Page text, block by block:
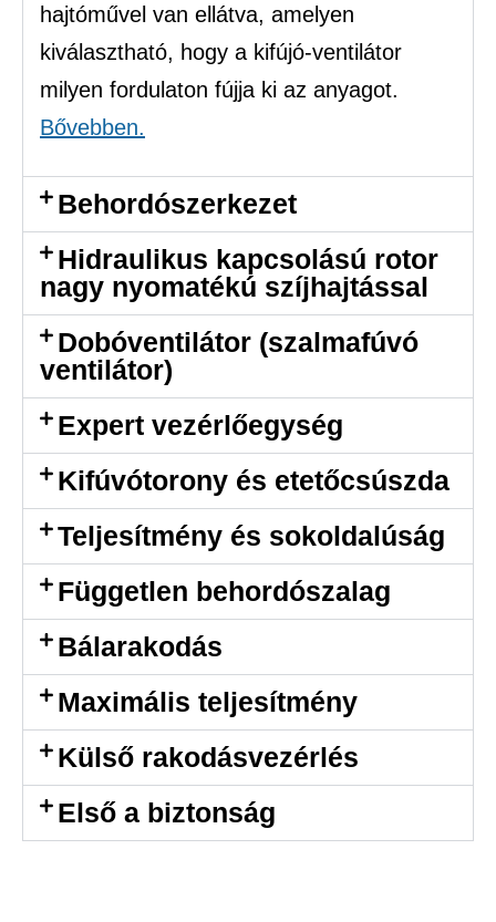
hajtóművel van ellátva, amelyen
kiválasztható, hogy a kifújó-ventilátor
milyen fordulaton fújja ki az anyagot.
Bővebben.
Behordószerkezet
Hidraulikus kapcsolású rotor
nagy nyomatékú szíjhajtással
Dobóventilátor (szalmafúvó
ventilátor)
Expert vezérlőegység
Kifúvótorony és etetőcsúszda
Teljesítmény és sokoldalúság
Független behordószalag
Bálarakodás
Maximális teljesítmény
Külső rakodásvezérlés
Első a biztonság